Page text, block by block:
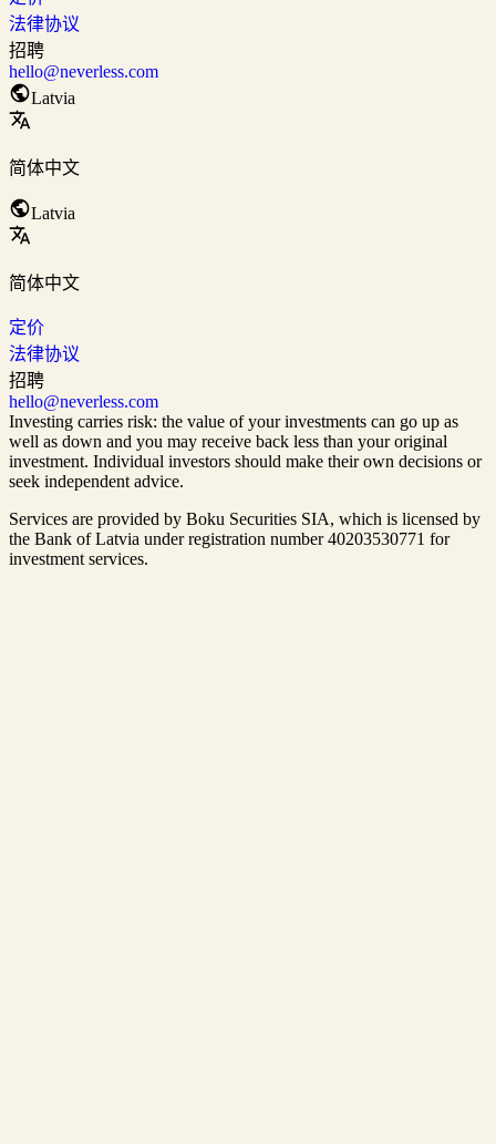
法律协议
招聘
hello@neverless.com
Latvia
简体中文
Latvia
简体中文
定价
法律协议
招聘
hello@neverless.com
Investing carries risk: the value of your investments can go up as
well as down and you may receive back less than your original
investment. Individual investors should make their own decisions or
seek independent advice.
Services are provided by Boku Securities SIA, which is licensed by
the Bank of Latvia under registration number 40203530771 for
investment services.